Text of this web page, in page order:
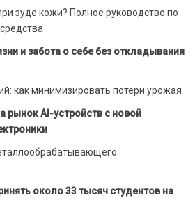
зуде кожи? Полное руководство по
и забота о себе без откладывания
как минимизировать потери урожая
рынок AI-устройств с новой
около 33 тысяч студентов на